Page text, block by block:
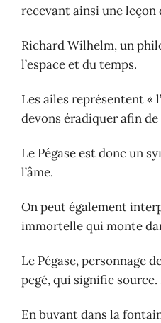
recevant ainsi une leçon
Richard Wilhelm, un
l’espace et du temps.
Les ailes représentent «
devons éradiquer afin
Le Pégase est donc un
l’âme.
On peut également
immortelle qui monte
Le Pégase, personnage
pegé, qui signifie source.
En buvant dans la